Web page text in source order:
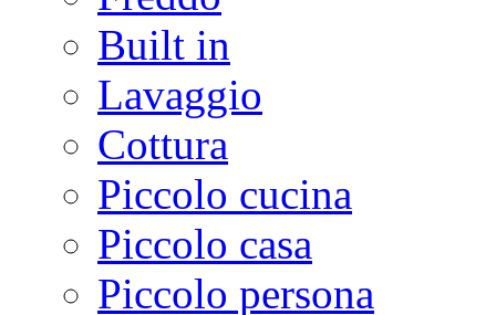
Built in
Lavaggio
Cottura
Piccolo cucina
Piccolo casa
Piccolo persona